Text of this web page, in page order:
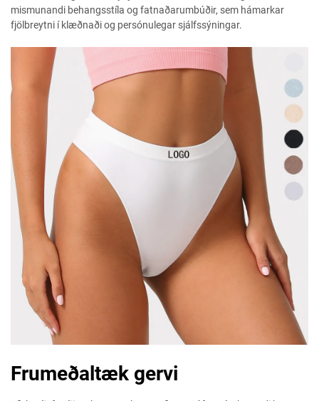
mismunandi behangsstíla og fatnaðarumbúðir, sem hámarkar
fjölbreytni í klæðnaði og persónulegar sjálfssýningar.
Frumeðaltæk gervi